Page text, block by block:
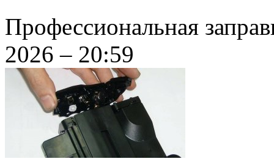
Профессиональная
2026 – 20:59